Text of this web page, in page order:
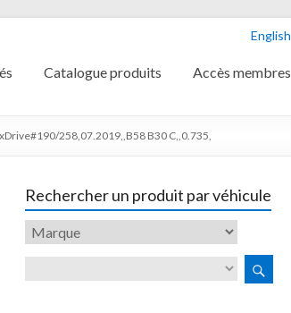
English
Catalogue produits Accès membres
258,07.2019,,B58 B30 C,,0.735,
Rechercher un produit par véhicule